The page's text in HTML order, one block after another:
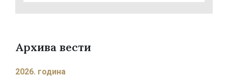
Архива вести
2026. година